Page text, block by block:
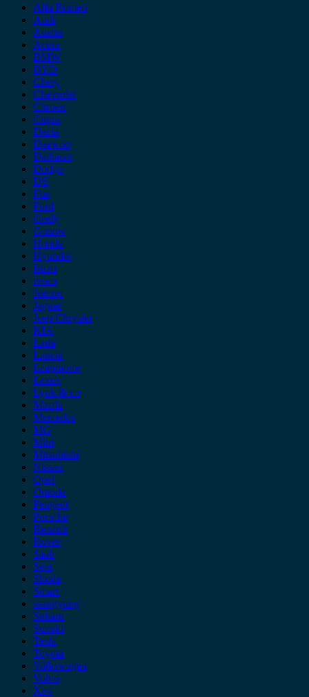
Alfa Romeo
Audi
Austin
Acura
BMW
BYD
Chery
Chevrolet
Citroen
Cupra
Dacia
Daewoo
Daihatsu
Dodge
DS
Fiat
Ford
Geely
Gonow
Honda
Hyundai
Isuzu
iveco
Jaecoo
Jaguar
Jeep Chrysler
KIA
Lada
Lancia
Leapmotor
Lexus
Lynk & co
Mazda
Mercedes
MG
Mini
Mitsubishi
Nissan
Opel
Omoda
Peugeot
Porsche
Renault
Rover
Saab
Seat
Skoda
Smart
ssangyong
Subaru
Suzuki
Tesla
Toyota
Volkswagen
Volvo
Xev